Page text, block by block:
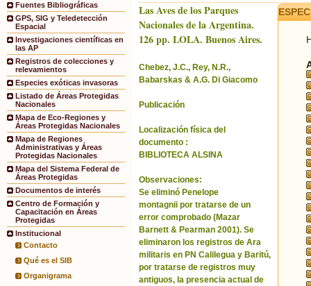
Fuentes Bibliográficas
GPS, SIG y Teledetección
Espacial
Investigaciones científicas en
las AP
Registros de colecciones y
relevamientos
Especies exóticas invasoras
Listado de Áreas Protegidas
Nacionales
Mapa de Eco-Regiones y
Áreas Protegidas Nacionales
Mapa de Regiones
Administrativas y Áreas
Protegidas Nacionales
Mapa del Sistema Federal de
Áreas Protegidas
Documentos de interés
Centro de Formación y
Capacitación en Áreas
Protegidas
Institucional
Contacto
Qué es el SIB
Organigrama
Las Aves de los Parques
Nacionales de la Argentina.
126 pp. LOLA. Buenos Aires.
Chebez, J.C., Rey, N.R.,
Babarskas & A.G. Di Giacomo
Publicación
Localización física del
documento :
BIBLIOTECA ALSINA
Observaciones:
Se eliminó Penelope
montagnii por tratarse de un
error comprobado (Mazar
Barnett & Pearman 2001). Se
eliminaron los registros de Ara
militaris en PN Calilegua y Baritú,
por tratarse de registros muy
antiguos, la presencia actual de